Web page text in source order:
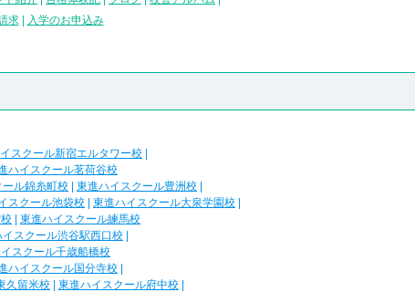
求|
入学のお申込み
スクール新宿エルタワー校
ハイスクール茗荷谷校
ル錦糸町校 東進ハイスクール豊洲校
スクール池袋校 東進ハイスクール大泉学園校
東進ハイスクール練馬校
イスクール渋谷駅西口校
スクール千歳船橋校
ハイスクール国分寺校
久留米校 東進ハイスクール府中校